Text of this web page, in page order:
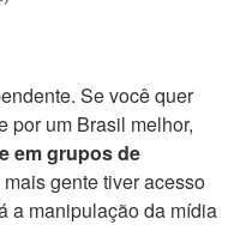
Se você quer
por um Brasil melhor,
em grupos de
mais gente tiver acesso
a manipulação da mídia